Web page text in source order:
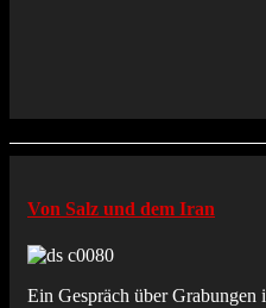
Von Salz und dem Iran
Ein Gespräch über Grabungen